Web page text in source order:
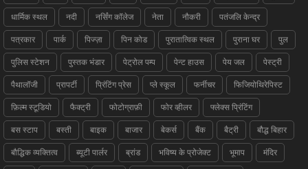
धार्मिक स्थल नदी नर्सिंग कॉलेज नेता नौकरी पतंजलि केन्द्र
पत्रकार पार्क पिज्ज़ा पिन कोड पुरातात्विक स्थल पुराना घर पुल
पुलिस स्टेशन पुस्तक भंडार पेट्रोल पम्प पेन्ट हाउस पेय जल पेस्ट्री
पैथालॉजी प्रापर्टी प्रिंटिंग प्रेस प्ले स्कूल फर्नीचर फिजियोथिरेपिस्ट
फ़िल्म स्टूडियो फैक्ट्री फोटोग्राफ़ी फोर व्हीलर फ्लेक्स प्रिंटिंग
बस स्टाप बस्ती बाइक बाजार बेकर्स बैंक बैट्री बौद्ध बिहार
बौद्धिक व्यक्तित्व ब्यूटी पार्लर ब्रांड भविष्य के प्रोजेक्ट भूमाप मंदिर